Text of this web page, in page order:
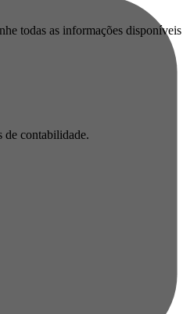
todas as informações
de contabilidade.